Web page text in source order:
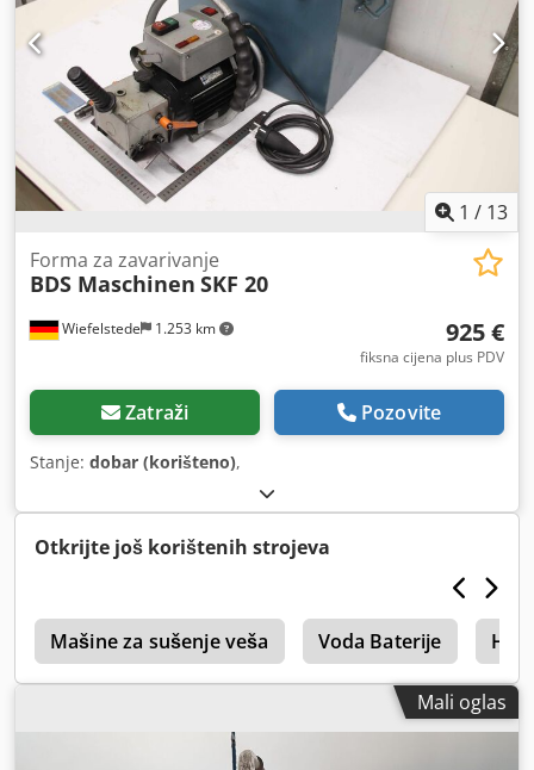
1 / 13
Wiefelstede 1.253 km
Forma za zavarivanje
BDS Maschinen SKF 20
925 €
fiksna cijena plus PDV
Zatraži Pozovite
Stanje: dobar (korišteno),
Otkrijte još korištenih strojeva
Mašine za sušenje veša Voda Baterije
Mali oglas